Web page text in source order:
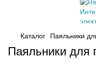
Каталог Паяльники
Паяльники для